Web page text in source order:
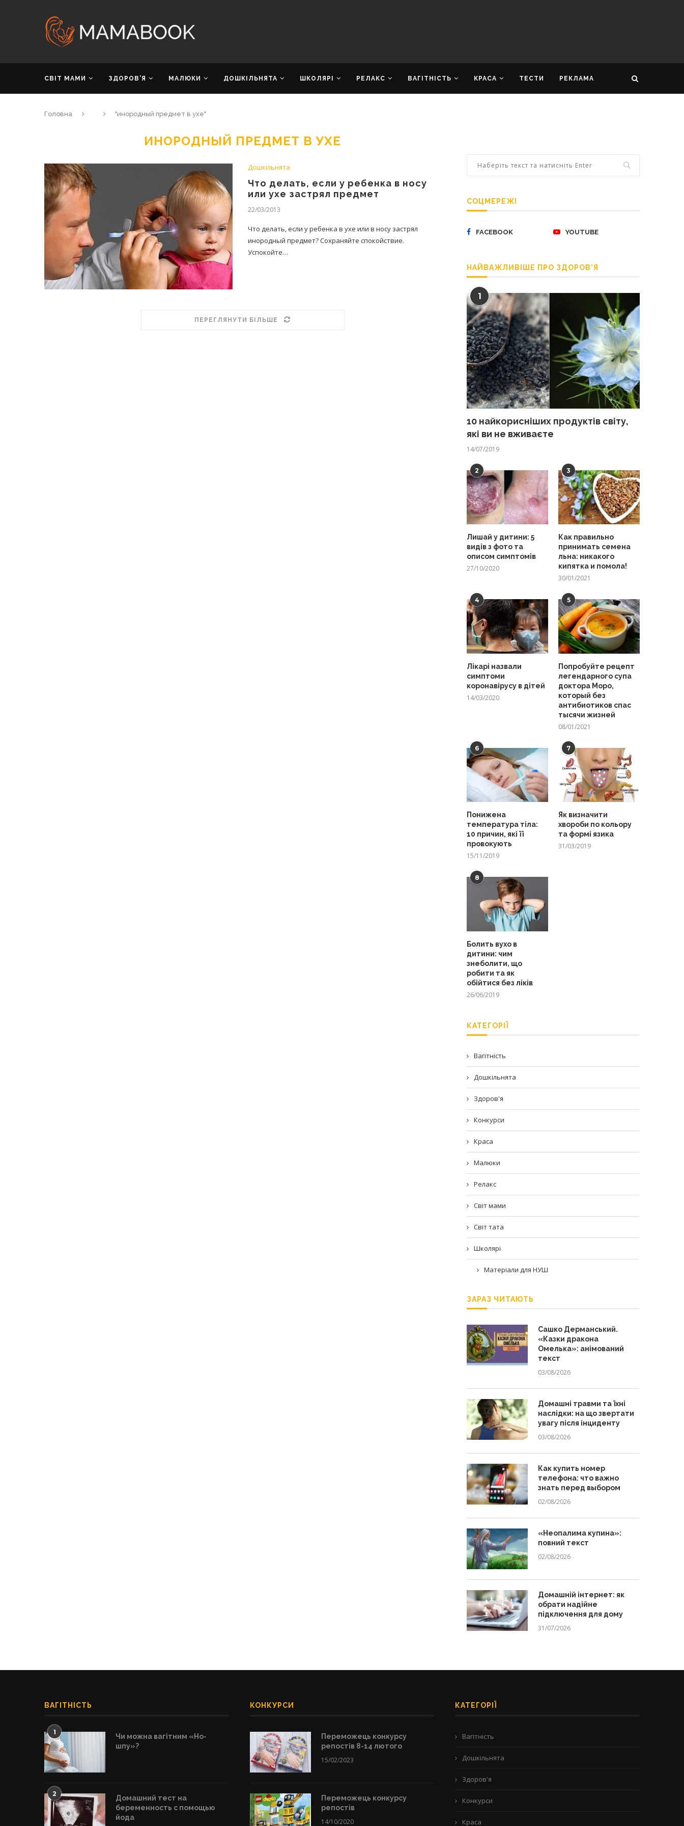
СВІТ МАМИ ЗДОРОВ’Я МАЛЮКИ ДОШКІЛЬНЯТА ШКОЛЯРІ РЕЛАКС ВАГІТНІСТЬ КРАСА ТЕСТИ РЕКЛАМА
Головна "инородный предмет в ухе"
ИНОРОДНЫЙ ПРЕДМЕТ В УХЕ
Дошкільнята
Что делать, если у ребенка в носу
или ухе застрял предмет
22/03/2013
Что делать, если у ребенка в ухе или в носу застрял
инородный предмет? Сохраняйте спокойствие.
Успокойте…
ПЕРЕГЛЯНУТИ БІЛЬШЕ
СОЦМЕРЕЖІ
FACEBOOK YOUTUBE
НАЙВАЖЛИВІШЕ ПРО ЗДОРОВ’Я
1
10 найкорисніших продуктів світу,
які ви не вживаєте
14/07/2019
2
Лишай у дитини: 5
видів з фото та
описом симптомів
27/10/2020
3
Как правильно
принимать семена
льна: никакого
кипятка и помола!
30/01/2021
4
Лікарі назвали
симптоми
коронавірусу в дітей
14/03/2020
5
Попробуйте рецепт
легендарного супа
доктора Моро,
который без
антибиотиков спас
тысячи жизней
08/01/2021
6
Понижена
температура тіла:
10 причин, які її
провокують
15/11/2019
7
Як визначити
хвороби по кольору
та формі язика
31/03/2019
8
Болить вухо в
дитини: чим
знеболити, що
робити та як
обійтися без ліків
26/06/2019
КАТЕГОРІЇ
Вагітність
Дошкільнята
Здоров'я
Конкурси
Краса
Малюки
Релакс
Світ мами
Світ тата
Школярі
Матеріали для НУШ
ЗАРАЗ ЧИТАЮТЬ
Сашко Дерманський.
«Казки дракона
Омелька»: анімований
текст
03/08/2026
Домашні травми та їхні
наслідки: на що звертати
увагу після інциденту
03/08/2026
Как купить номер
телефона: что важно
знать перед выбором
02/08/2026
«Неопалима купина»:
повний текст
02/08/2026
Домашній інтернет: як
обрати надійне
підключення для дому
31/07/2026
ВАГІТНІСТЬ
1
Чи можна вагітним «Но-
шпу»?
2
Домашний тест на
беременность с помощью
йода
КОНКУРСИ
Переможець конкурсу
репостів 8-14 лютого
15/02/2023
Переможець конкурсу
репостів
14/10/2020
КАТЕГОРІЇ
Вагітність
Дошкільнята
Здоров'я
Конкурси
Краса